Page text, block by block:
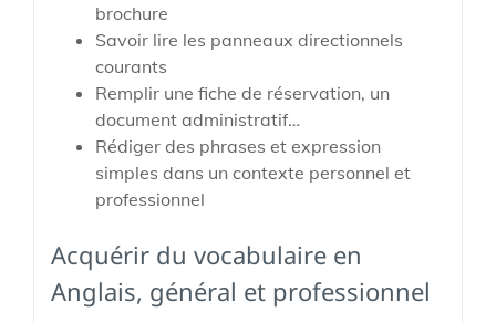
brochure
Savoir lire les panneaux directionnels
courants
Remplir une fiche de réservation, un
document administratif…
Rédiger des phrases et expression
simples dans un contexte personnel et
professionnel
Acquérir du vocabulaire en
Anglais, général et professionnel